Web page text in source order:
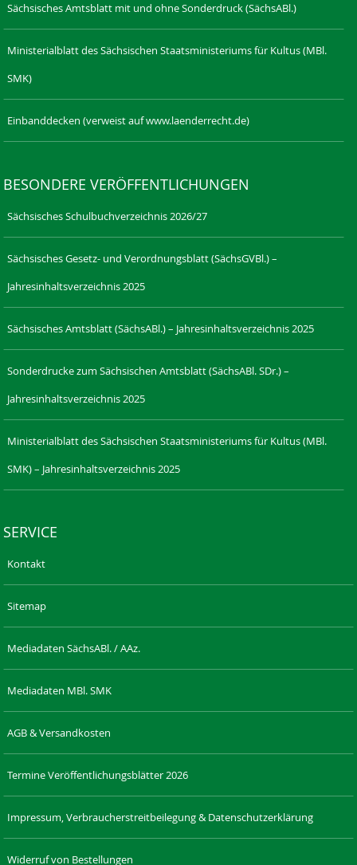
Sächsisches Amtsblatt mit und ohne Sonderdruck (SächsABl.)
Ministerialblatt des Sächsischen Staatsministeriums für Kultus (MBl.
SMK)
Einbanddecken (verweist auf www.laenderrecht.de)
BESONDERE VERÖFFENTLICHUNGEN
Sächsisches Schulbuchverzeichnis 2026/27
Sächsisches Gesetz- und Verordnungsblatt (SächsGVBl.) –
Jahresinhaltsverzeichnis 2025
Sächsisches Amtsblatt (SächsABl.) – Jahresinhaltsverzeichnis 2025
Sonderdrucke zum Sächsischen Amtsblatt (SächsABl. SDr.) –
Jahresinhaltsverzeichnis 2025
Ministerialblatt des Sächsischen Staatsministeriums für Kultus (MBl.
SMK) – Jahresinhaltsverzeichnis 2025
SERVICE
Kontakt
Sitemap
Mediadaten SächsABl. / AAz.
Mediadaten MBl. SMK
AGB & Versandkosten
Termine Veröffentlichungsblätter 2026
Impressum, Verbraucherstreitbeilegung & Datenschutzerklärung
Widerruf von Bestellungen